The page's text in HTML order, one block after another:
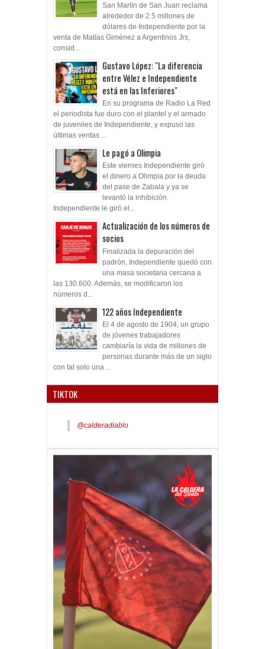
San Martín de San Juan reclama
alrededor de 2.5 millones de
dólares de Independiente por la
venta de Matías Giménez a Argentinos Jrs,
consid...
Gustavo López: "La diferencia
entre Vélez e Independiente
está en las Inferiores"
En su programa de Radio La Red
el periodista fue duro con el plantel y el armado
de juveniles de Independiente, y expuso las
últimas ventas ...
Le pagó a Olimpia
Este viernes Independiente giró
el dinero a Olimpia por la deuda
del pase de Zabala y ya se
levantó la inhibición.
Independiente le giró el...
Actualización de los números de
socios
Finalizada la depuración del
padrón, Independiente quedó con
una masa societaria cercana a
las 130.600. Además, se modificaron los
números d...
122 años Independiente
El 4 de agosto de 1904, un grupo
de jóvenes trabajadores
cambiaría la vida de millones de
personas durante más de un siglo
con tal solo una ...
TIKTOK
@calderadiablo